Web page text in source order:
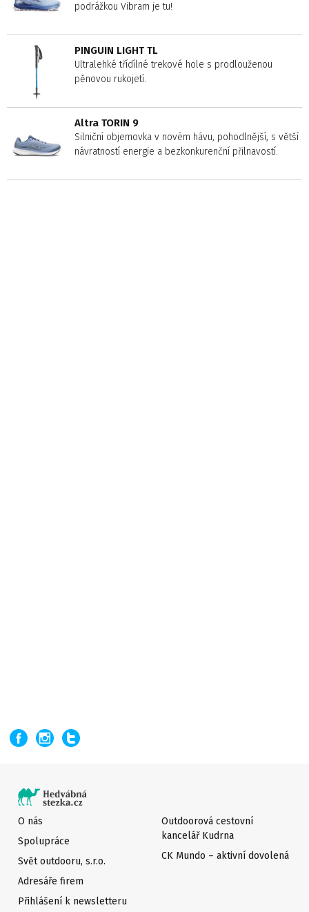
podrážkou Vibram je tu!
PINGUIN LIGHT TL
Ultralehké třídílné trekové hole s prodlouženou
pěnovou rukojetí.
Altra TORIN 9
Silniční objemovka v novém hávu, pohodlnější, s větší
návratností energie a bezkonkurenční přilnavostí.
O nás
Spolupráce
Svět outdooru, s.r.o.
Adresáře firem
Přihlášení k newsletteru
Outdoorová cestovní
kancelář Kudrna
CK Mundo – aktivní dovolená